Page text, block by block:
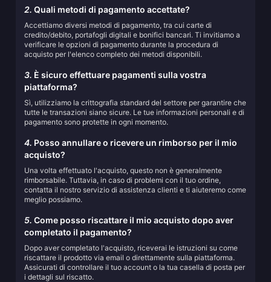
2. Quali metodi di pagamento accettate?
Accettiamo diversi metodi di pagamento, tra cui carte di
credito/debito, portafogli digitali e bonifici bancari. Ti invitiamo a
verificare le opzioni di pagamento durante la procedura di
acquisto per l'elenco completo dei metodi disponibili.
3. È sicuro effettuare pagamenti sulla vostra
piattaforma?
Sì, utilizziamo la crittografia standard del settore per garantire che
tutte le transazioni siano sicure. Le tue informazioni personali e di
pagamento sono protette in ogni momento.
4. Posso annullare o ricevere un rimborso per il mio
acquisto?
Una volta effettuato l'acquisto, questo non è generalmente
rimborsabile. Tuttavia, in caso di problemi con il tuo ordine,
contatta il nostro servizio di assistenza clienti e ti aiuteremo come
meglio possiamo.
5. Come posso riscattare il mio acquisto dopo aver
completato il pagamento?
Dopo aver completato l'acquisto, riceverai le istruzioni su come
riscattare il prodotto via email o direttamente sulla piattaforma.
Assicurati di controllare il tuo account o la tua casella di posta per
i dettagli sul riscatto.